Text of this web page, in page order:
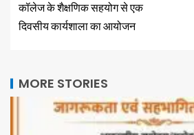
कॉलेज के शैक्षणिक सहयोग से एक
दिवसीय कार्यशाला का आयोजन
MORE STORIES